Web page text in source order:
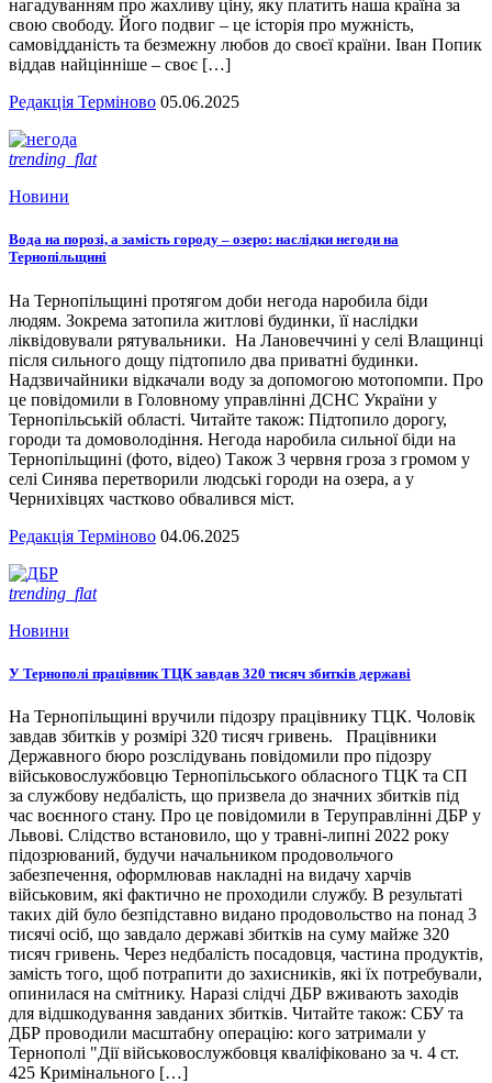
нагадуванням про жахливу ціну, яку платить наша країна за
свою свободу. Його подвиг – це історія про мужність,
самовідданість та безмежну любов до своєї країни. Іван Попик
віддав найцінніше – своє […]
Редакція Терміново 05.06.2025
trending_flat
Новини
Вода на порозі, а замість городу – озеро: наслідки негоди на
Тернопільщині
На Тернопільщині протягом доби негода наробила біди
людям. Зокрема затопила житлові будинки, її наслідки
ліквідовували рятувальники. На Лановеччині у селі Влащинці
після сильного дощу підтопило два приватні будинки.
Надзвичайники відкачали воду за допомогою мотопомпи. Про
це повідомили в Головному управлінні ДСНС України у
Тернопільській області. Читайте також: Підтопило дорогу,
городи та домоволодіння. Негода наробила сильної біди на
Тернопільщині (фото, відео) Також 3 червня гроза з громом у
селі Синява перетворили людські городи на озера, а у
Чернихівцях частково обвалився міст.
Редакція Терміново 04.06.2025
trending_flat
Новини
У Тернополі працівник ТЦК завдав 320 тисяч збитків державі
На Тернопільщині вручили підозру працівнику ТЦК. Чоловік
завдав збитків у розмірі 320 тисяч гривень. Працівники
Державного бюро розслідувань повідомили про підозру
військовослужбовцю Тернопільського обласного ТЦК та СП
за службову недбалість, що призвела до значних збитків під
час воєнного стану. Про це повідомили в Теруправлінні ДБР у
Львові. Слідство встановило, що у травні-липні 2022 року
підозрюваний, будучи начальником продовольчого
забезпечення, оформлював накладні на видачу харчів
військовим, які фактично не проходили службу. В результаті
таких дій було безпідставно видано продовольство на понад 3
тисячі осіб, що завдало державі збитків на суму майже 320
тисяч гривень. Через недбалість посадовця, частина продуктів,
замість того, щоб потрапити до захисників, які їх потребували,
опинилася на смітнику. Наразі слідчі ДБР вживають заходів
для відшкодування завданих збитків. Читайте також: СБУ та
ДБР проводили масштабну операцію: кого затримали у
Тернополі "Дії військовослужбовця кваліфіковано за ч. 4 ст.
425 Кримінального […]